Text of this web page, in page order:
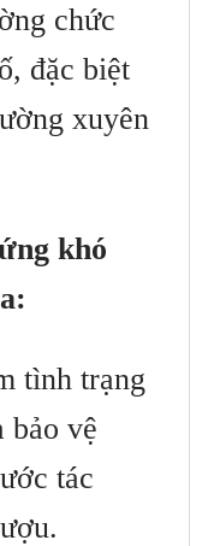
chức
đặc biệt
xuyên
khó
tình trạng
bảo vệ
tác